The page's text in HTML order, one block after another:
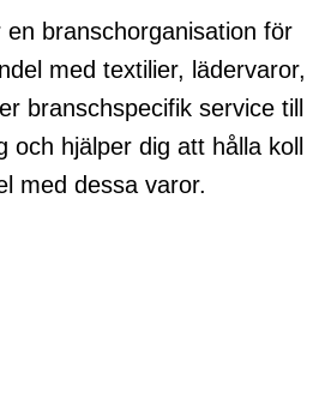
branschorganisation för
med textilier, lädervaror,
branschspecifik service till
och hjälper dig att hålla koll
med dessa varor.